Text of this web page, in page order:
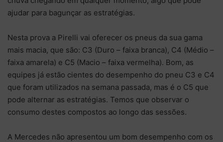
ajudar para bagunçar as estratégias.
Nesta prova a Pirelli vai oferecer os pneus da sua gama
mais macia, que são: C3 (Duro – faixa branca), C4 (Médio –
faixa amarela) e C5 (Macio – faixa vermelha). Bom, as
equipes já estão cientes do desempenho do pneu C3 e C4
que foram utilizados na semana passada, mas é o C5 que
pode alternar as estratégias. Temos que observar o
consumo destes compostos ao longo das sessões.
A Mercedes não apresentou um bom desempenho com os